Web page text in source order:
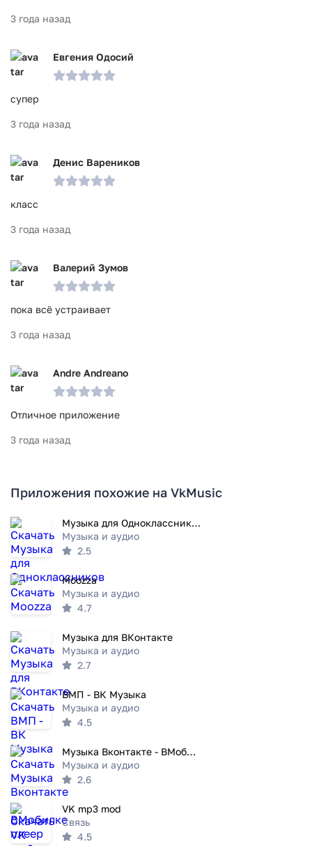
3 года назад
Евгения Одосий
супер
3 года назад
Денис Вареников
класс
3 года назад
Валерий Зумов
пока всё устраивает
3 года назад
Andre Andreano
Отличное приложение
3 года назад
Приложения похожие на VkMusic
Музыка для Одноклассников
Музыка и аудио
2.5
Moozza
Музыка и аудио
4.7
Музыка для ВКонтакте
Музыка и аудио
2.7
ВМП - ВК Музыка
Музыка и аудио
4.5
Музыка Вконтакте - ВМобилке плеер
Музыка и аудио
2.6
VK mp3 mod
Связь
4.5